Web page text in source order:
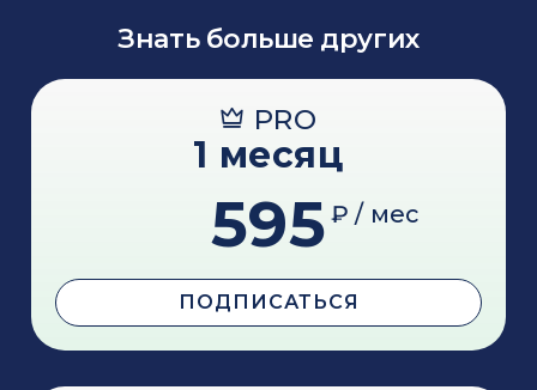
Знать больше других
PRO
1 месяц
595 ₽ / мес
ПОДПИСАТЬСЯ